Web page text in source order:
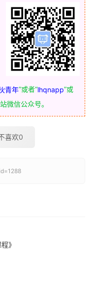
青年”或者“lhqnapp”或
微信公众号。
喜欢0
》